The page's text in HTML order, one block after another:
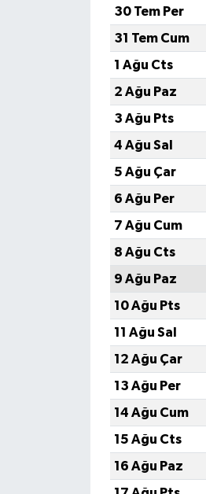
30 Tem Per
31 Tem Cum
1 Ağu Cts
2 Ağu Paz
3 Ağu Pts
4 Ağu Sal
5 Ağu Çar
6 Ağu Per
7 Ağu Cum
8 Ağu Cts
9 Ağu Paz
10 Ağu Pts
11 Ağu Sal
12 Ağu Çar
13 Ağu Per
14 Ağu Cum
15 Ağu Cts
16 Ağu Paz